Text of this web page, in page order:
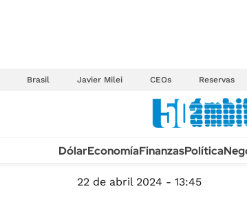
Brasil Javier Milei CEOs Reservas
TECNOLOGÍA
MÉXICO
DólarEconomíaFinanzasPolítica
22 de abril 2024 - 13:45